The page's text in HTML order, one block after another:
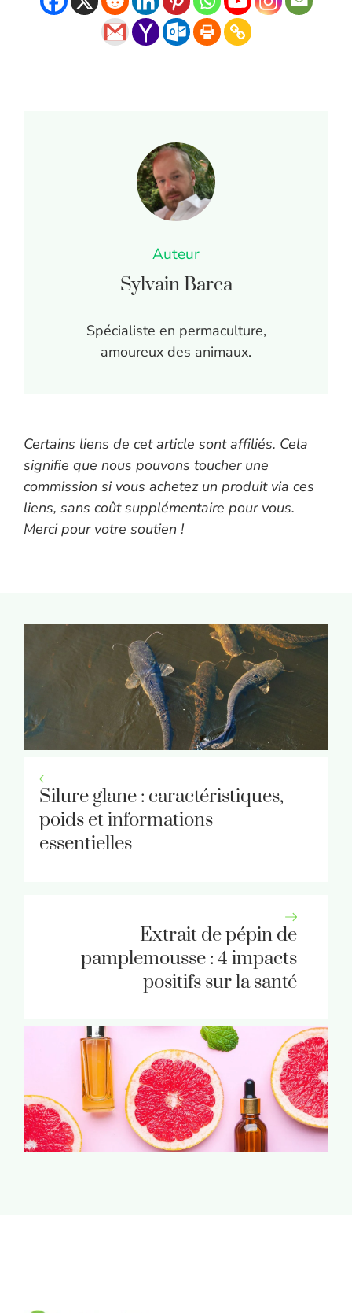
Auteur
Sylvain Barca
Spécialiste en permaculture,
amoureux des animaux.
Certains liens de cet article sont affiliés. Cela
signifie que nous pouvons toucher une
commission si vous achetez un produit via ces
liens, sans coût supplémentaire pour vous.
Merci pour votre soutien !
Silure glane : caractéristiques,
poids et informations
essentielles
Extrait de pépin de
pamplemousse : 4 impacts
positifs sur la santé